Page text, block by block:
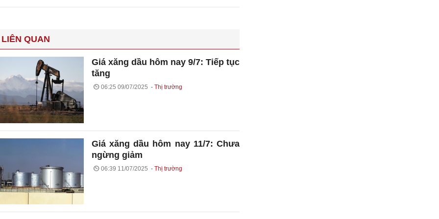
QUAN
Giá xăng dầu hôm nay 9/7: Tiếp tục
tăng
06:25 09/07/2025 Thị trường
Giá xăng dầu hôm nay 11/7: Chưa
ngừng giảm
06:39 11/07/2025 Thị trường